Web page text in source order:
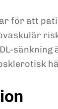
för att
sänkning